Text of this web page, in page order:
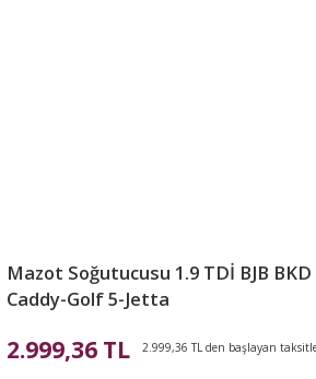
Mazot Soğutucusu 1.9 TDİ BJB BKD
Caddy-Golf 5-Jetta
2.999,36 TL 2.999,36 TL den başlayan